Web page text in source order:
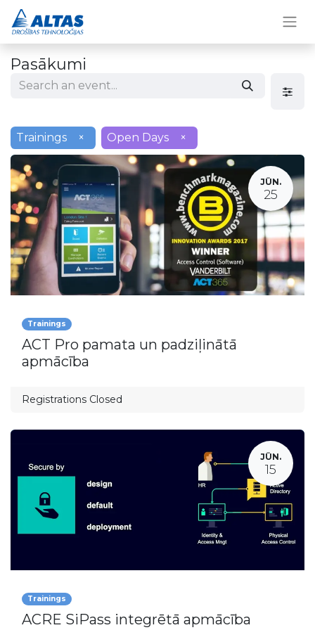
Pasākumi
Trainings × Open Days ×
JŪN.
25
Trainings
ACT Pro pamata un padziļinātā
apmācība
Registrations Closed
JŪN.
15
Trainings
ACRE SiPass integrētā apmācība